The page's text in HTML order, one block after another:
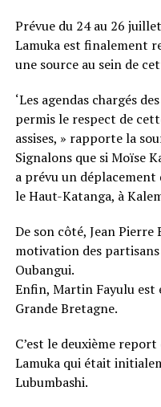
Prévue du 24 au 26
Lamuka est finalement
une source au sein de
‘Les agendas chargés
permis le respect de
assises, » rapporte la
Signalons que si Moïse
a prévu un
le Haut-Katanga, à
De son côté, Jean
motivation des
Oubangui.
Enfin, Martin Fayulu est
Grande Bretagne.
C’est le deuxième
Lamuka qui était
Lubumbashi.